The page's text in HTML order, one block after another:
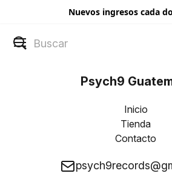
Nuevos ingresos cada
Psych9
Inicio
Tienda
Contacto